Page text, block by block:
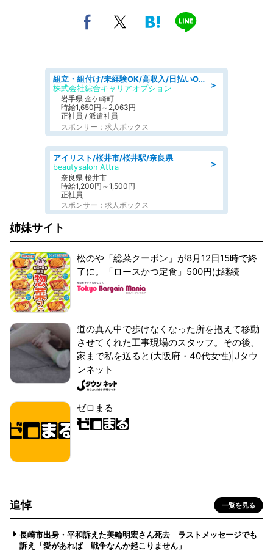
＞
組立・組付け/未経験OK/高収入/日払いOK/交替制/20・30・40代活躍中
株式会社綜合キャリアオプション
岩手県 金ケ崎町
時給1,650円～2,063円
正社員 / 派遣社員
スポンサー：求人ボックス
＞
アイリスト/桜井市/桜井駅/奈良県
beautysalon Attra
奈良県 桜井市
時給1,200円～1,500円
正社員
スポンサー：求人ボックス
姉妹サイト
松のや「総菜クーポン」が8月12日15時で終
了に。「ロースかつ定食」500円は継続
道の真ん中で歩けなくなった所を抱えて移動
させてくれた工事現場のスタッフ。その後、
家まで私を送ると(大阪府・40代女性)|Jタウ
ンネット
ゼロまる
追悼 一覧を見る
長崎市出身・平和訴えた美輪明宏さん死去 ラストメッセージでも
訴え「愛があれば 戦争なんか起こりません」